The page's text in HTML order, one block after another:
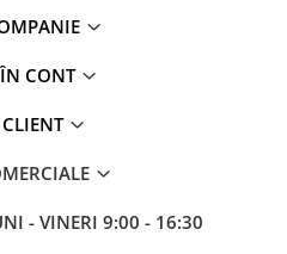
CONT
- VINERI 9:00 - 16:30